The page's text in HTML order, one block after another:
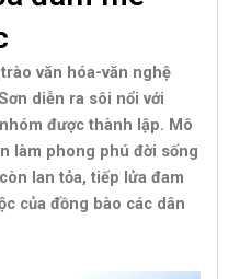
văn hóa-văn nghệ
diễn ra sôi nổi với
được thành lập. Mô
làm phong phú đời sống
lan tỏa, tiếp lửa đam
của đồng bào các dân